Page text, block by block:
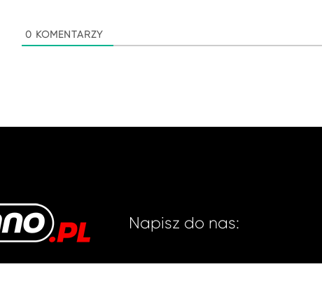
0 KOMENTARZY
Napisz do nas: